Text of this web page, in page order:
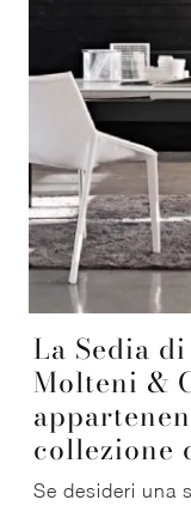
La Sedia
Molteni &
collezione
Se desideri una